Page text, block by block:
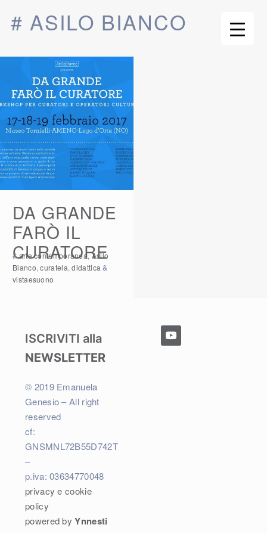
# ASILO BIANCO
DA GRANDE
FARÒ IL
CURATORE
#arte contemporanea,Asilo
Bianco,curatela,didattica &
vistaesuono
ISCRIVITI alla
NEWSLETTER
© 2019 Emanuela
Genesio – All right
reserved
cf:
GNSMNL72B55D742T
–
p.iva: 03634770048
privacy e cookie
policy
powered byYnnesti
youtube